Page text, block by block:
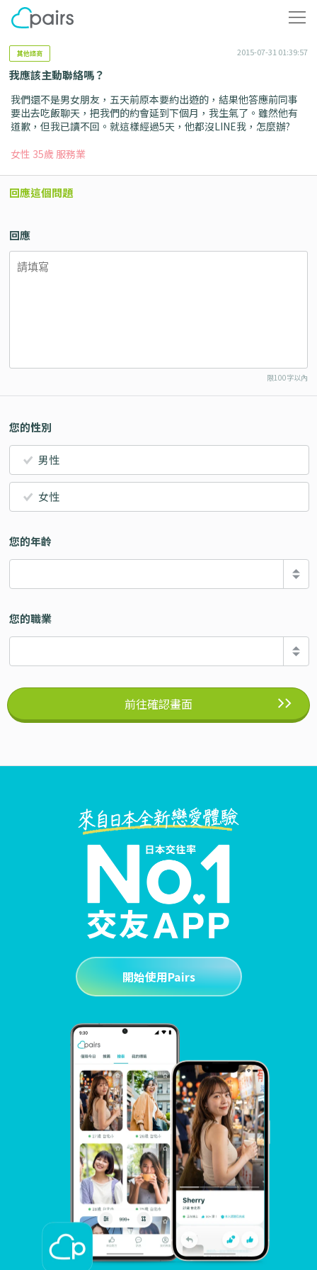
其他諮商 2015-07-31 01:39:57
我應該主動聯絡嗎？
我們還不是男女朋友，五天前原本要約出遊的，結果他答應前同事
要出去吃飯聊天，把我們的約會延到下個月，我生氣了。雖然他有
道歉，但我已讀不回。就這樣經過5天，他都沒LINE我，怎麼辦?
女性 35歲 服務業
回應這個問題
回應
限100字以內
您的性別
男性
女性
您的年齡
您的職業
前往確認畫面
開始使用Pairs